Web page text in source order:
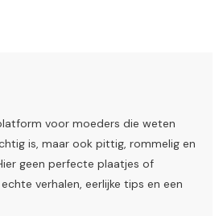
voor moeders die weten
is, maar ook pittig, rommelig en
geen perfecte plaatjes of
verhalen, eerlijke tips en een